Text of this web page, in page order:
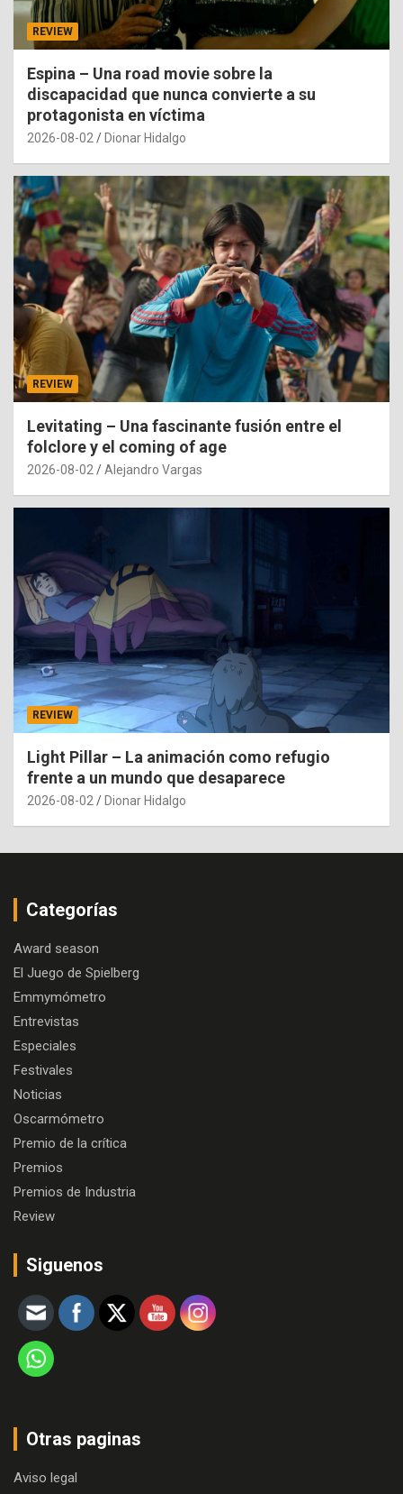
REVIEW
Espina – Una road movie sobre la
discapacidad que nunca convierte a su
protagonista en víctima
2026-08-02 Dionar Hidalgo
REVIEW
Levitating – Una fascinante fusión entre el
folclore y el coming of age
2026-08-02 Alejandro Vargas
REVIEW
Light Pillar – La animación como refugio
frente a un mundo que desaparece
2026-08-02 Dionar Hidalgo
Categorías
Award season
El Juego de Spielberg
Emmymómetro
Entrevistas
Especiales
Festivales
Noticias
Oscarmómetro
Premio de la crítica
Premios
Premios de Industria
Review
Siguenos
Otras paginas
Aviso legal